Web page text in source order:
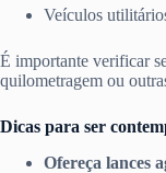
Veículos
É importante verificar
quilometragem ou
Dicas para ser
Ofereça lances